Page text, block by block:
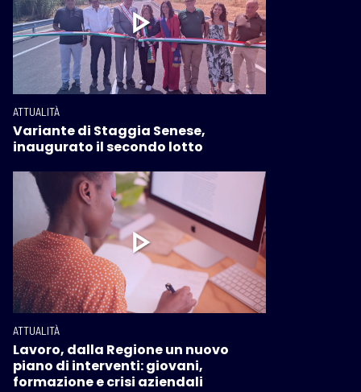
ATTUALITÀ
Variante di Staggia Senese,
inaugurato il secondo lotto
ATTUALITÀ
Lavoro, dalla Regione un nuovo
piano di interventi: giovani,
formazione e crisi aziendali